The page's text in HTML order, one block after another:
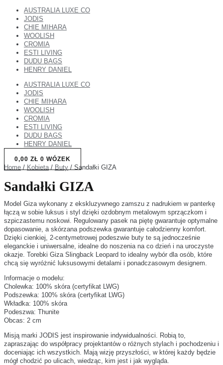
AUSTRALIA LUXE CO
JODIS
CHIE MIHARA
WOOLISH
CROMIA
ESTI LIVING
DUDU BAGS
HENRY DANIEL
AUSTRALIA LUXE CO
JODIS
CHIE MIHARA
WOOLISH
CROMIA
ESTI LIVING
DUDU BAGS
HENRY DANIEL
0,00 ZŁ 0 WÓZEK
Home / Kobieta / Buty / Sandałki GIZA
Sandałki GIZA
Model Giza wykonany z ekskluzywnego zamszu z nadrukiem w panterkę
łączą w sobie luksus i styl dzięki ozdobnym metalowym sprzączkom i
szpiczastemu noskowi. Regulowany pasek na piętę gwarantuje optymalne
dopasowanie, a skórzana podszewka gwarantuje całodzienny komfort.
Dzięki cienkiej, 2-centymetrowej podeszwie buty te są jednocześnie
eleganckie i uniwersalne, idealne do noszenia na co dzień i na uroczyste
okazje. Torebki Giza Slingback Leopard to idealny wybór dla osób, które
chcą się wyróżnić luksusowymi detalami i ponadczasowym designem.
Informacje o modelu:
Cholewka: 100% skóra (certyfikat LWG)
Podszewka: 100% skóra (certyfikat LWG)
Wkładka: 100% skóra
Podeszwa: Thunite
Obcas: 2 cm
Misją marki JODIS jest inspirowanie indywidualności. Robią to,
zapraszając do współpracy projektantów o różnych stylach i pochodzeniu i
doceniając ich wszystkich. Mają wizję przyszłości, w której każdy będzie
mógł chodzić po ulicach, wiedząc, kim jest i jak wygląda.